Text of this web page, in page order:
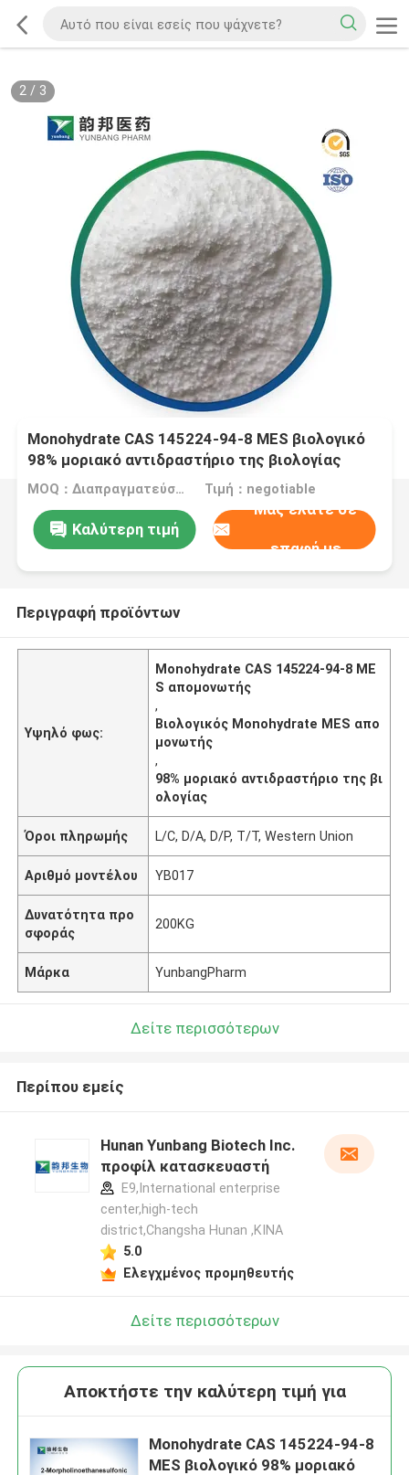
2/ 3
Monohydrate CAS 145224-94-8 MES βιολογικό
98% μοριακό αντιδραστήριο της βιολογίας
απομονωτών
MOQ：Διαπραγματεύσιμος Τιμή：negotiable
Καλύτερη τιμή
Μας ελάτε σε
επαφή με
Περιγραφή προϊόντων
Υψηλό φως:
Monohydrate CAS 145224-94-8 ME
S απομονωτής
,
Βιολογικός Monohydrate MES απο
μονωτής
,
98% μοριακό αντιδραστήριο της βι
ολογίας
Όροι πληρωμής L/C, D/A, D/P, T/T, Western Union
Αριθμό μοντέλου YB017
Δυνατότητα προ
σφοράς
200KG
Μάρκα YunbangPharm
Δείτε περισσότερων
Περίπου εμείς
Hunan Yunbang Biotech Inc.
προφίλ κατασκευαστή
E9,International enterprise
center,high-tech
district,Changsha Hunan ,ΚΙΝΑ
5.0
Ελεγχμένος προμηθευτής
Δείτε περισσότερων
Αποκτήστε την καλύτερη τιμή για
Monohydrate CAS 145224-94-8
MES βιολογικό 98% μοριακό